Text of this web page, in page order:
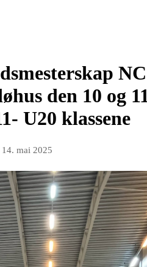
NC
den 10 og
U20 klassene
14. mai 2025